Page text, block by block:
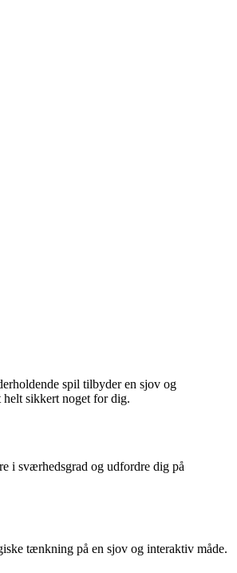
spil tilbyder en sjov og
helt sikkert noget for dig.
i sværhedsgrad og udfordre dig på
tænkning på en sjov og interaktiv måde.